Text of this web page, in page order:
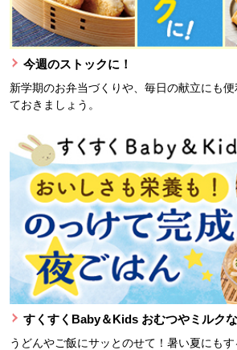
今週のストックに！
新学期のお弁当づくりや、毎日の献立にも
ておきましょう。
すくすくBaby＆Kids おむつやミルクな
うどんやご飯にサッとのせて！暑い夏にも